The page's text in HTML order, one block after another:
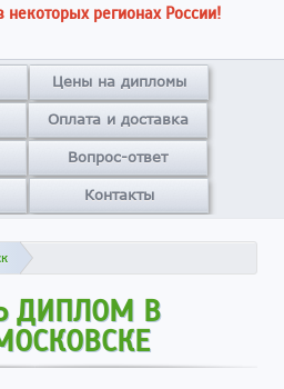
регионах России!
Цены на дипломы
Оплата и доставка
Вопрос-ответ
Контакты
ДИПЛОМ В